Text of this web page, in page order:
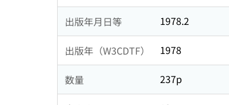
出版年月日等 1978.2
出版年（W3CDTF） 1978
数量 237p